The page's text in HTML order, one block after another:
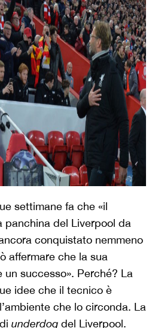
settimane fa che «il
del Liverpool da
conquistato nemmeno
affermare che la sua
successo». Perché? La
idee che il tecnico è
che lo circonda. La
underdog del Liverpool.